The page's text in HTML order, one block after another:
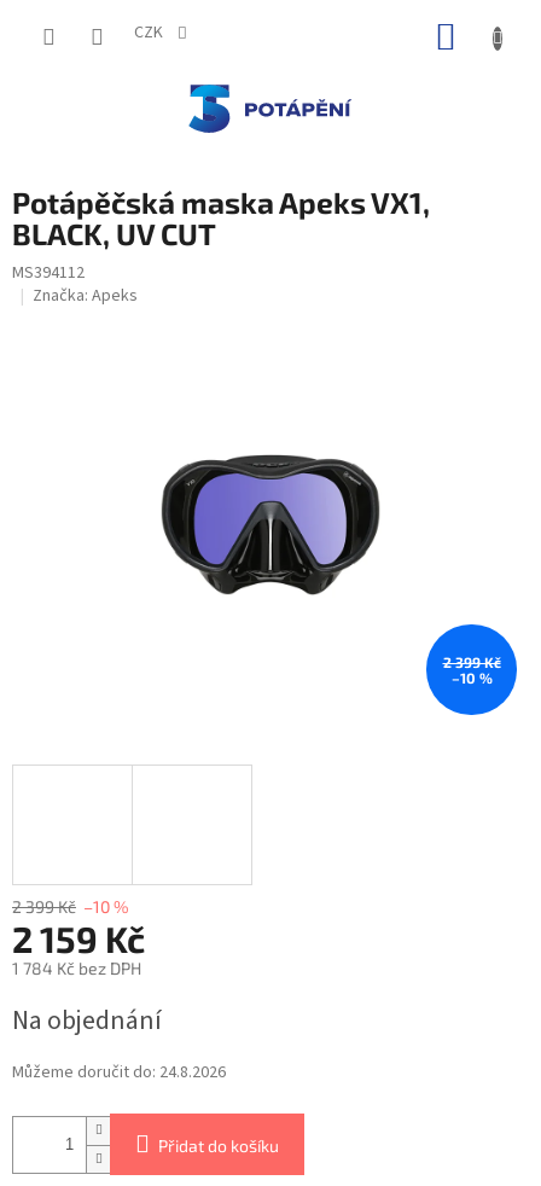
CZK
Potápěčská maska Apeks VX1,
BLACK, UV CUT
MS394112
Značka: Apeks
2 399 Kč
–10 %
2 399 Kč –10 %
2 159 Kč
1 784 Kč bez DPH
Na objednání
Můžeme doručit do: 24.8.2026
Přidat do košíku